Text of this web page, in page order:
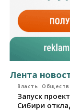
Лента
Власть
Запуск
Сибири